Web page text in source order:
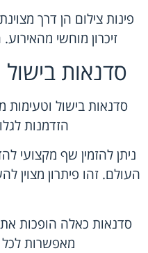
פינות צילום הן דרך
זיכרון מוחשי
סדנאות בישול
סדנאות בישול וטעימות
הזדמנות
ניתן להזמין שף מקצועי
העולם. זהו פיתרון מצוין
סדנאות כאלה הופכות
מאפשרות לכל